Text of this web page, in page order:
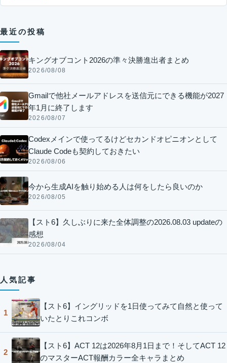
最近の投稿
キングオブコント2026の準々決勝進出者まとめ
2026/08/08
Gmailで他社メールアドレスを送信元にできる機能が2027
年1月に終了します
2026/08/07
Codexメインで使ってるけどセカンドオピニオンとして
Claude Codeも契約しておきたい
2026/08/06
今から生成AIを触り始める人は何をしたら良いのか
2026/08/05
【スト6】久しぶりに来た全体調整の2026.08.03 updateの
感想
2026/08/04
人気記事
1
【スト6】イングリッドを1日使ってみて自然と使って
いたとりこれコンボ
2
【スト6】ACT 12は2026年8月1日まで！そしてACT 12
のマスターACT報酬カラー全キャラまとめ